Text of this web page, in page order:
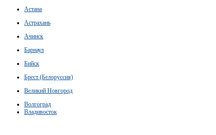
Астана
Астрахань
Ачинск
Барнаул
Бийск
Брест (Белоруссия)
Великий Новгород
Волгоград
Владивосток